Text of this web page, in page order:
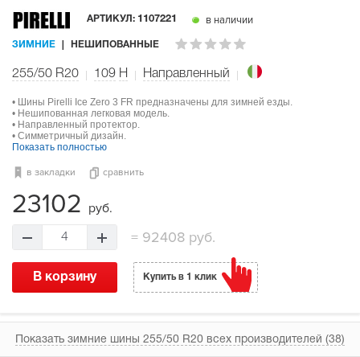
АРТИКУЛ: 1107221 в наличии
ЗИМНИЕ НЕШИПОВАННЫЕ
255/50 R20 109 H Направленный
• Шины Pirelli Ice Zero 3 FR предназначены для зимней езды.
• Нешипованная легковая модель.
• Направленный протектор.
• Симметричный дизайн.
Показать полностью
в закладки сравнить
23102 руб.
4 = 92408 руб.
В корзину Купить в 1 клик
Показать зимние шины 255/50 R20 всех производителей (38)